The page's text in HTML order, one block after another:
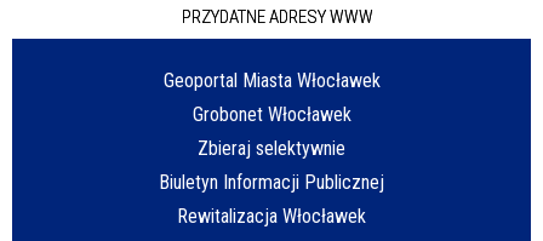
PRZYDATNE ADRESY WWW
Geoportal Miasta Włocławek
Grobonet Włocławek
Zbieraj selektywnie
Biuletyn Informacji Publicznej
Rewitalizacja Włocławek